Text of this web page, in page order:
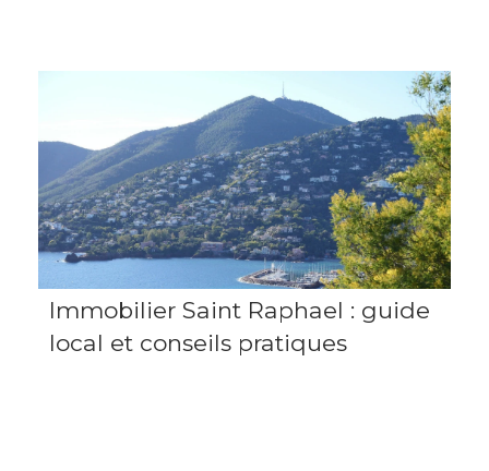
Immobilier Saint Raphael : guide
local et conseils pratiques